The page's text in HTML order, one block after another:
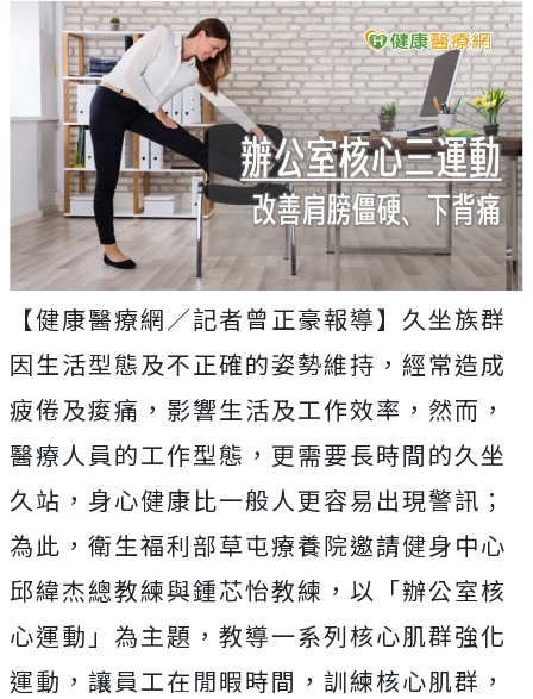
【健康醫療網／記者曾正豪報導】久坐族群
因生活型態及不正確的姿勢維持，經常造成
疲倦及痠痛，影響生活及工作效率，然而，
醫療人員的工作型態，更需要長時間的久坐
久站，身心健康比一般人更容易出現警訊；
為此，衛生福利部草屯療養院邀請健身中心
邱緯杰總教練與鍾芯怡教練，以「辦公室核
心運動」為主題，教導一系列核心肌群強化
運動，讓員工在閒暇時間，訓練核心肌群，